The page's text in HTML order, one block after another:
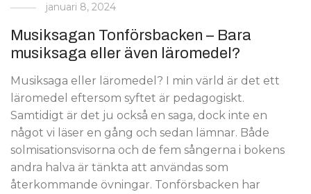
januari 8, 2024
Musiksagan Tonförsbacken – Bara
musiksaga eller även läromedel?
Musiksaga eller läromedel? I min värld är det ett
läromedel eftersom syftet är pedagogiskt.
Samtidigt är det ju också en saga, dock inte en
något vi läser en gång och sedan lämnar. Både
solmisationsvisorna och de fem sångerna i bokens
andra halva är tänkta att användas som
återkommande övningar. Tonförsbacken har